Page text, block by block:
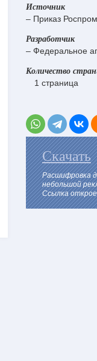
Источник
– Приказ
Разработчик
– Федеральное
Количество
1 страница
Скачать
Расшифровка
небольшой
Ссылка